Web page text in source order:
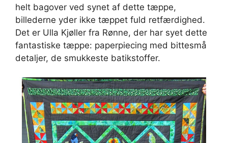
helt bagover ved synet af dette tæppe,
billederne yder ikke tæppet fuld retfærdighed.
Det er Ulla Kjøller fra Rønne, der har syet dette
fantastiske tæppe: paperpiecing med bittesmå
detaljer, de smukkeste batikstoffer.